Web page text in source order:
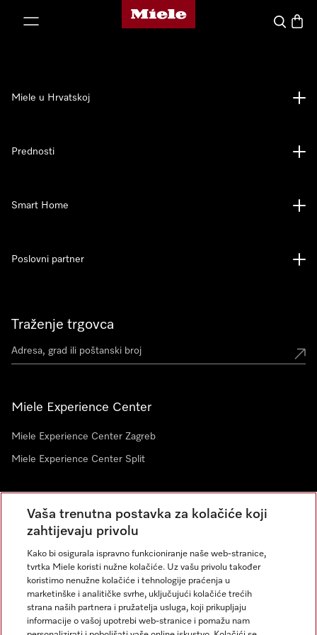
Miele početna stranica
Pretraga
Traženje trgovca
Miele Experience Center
Miele Experience Center Zagreb
Miele Experience Center Split
Newsletter
Miele u Hrvatskoj
Prednosti
Smart Home
Poslovni partner
Vaša trenutna postavka za kolačiće koji
zahtijevaju privolu
Kako bi osigurala ispravno funkcioniranje naše web-stranice,
tvrtka Miele koristi nužne kolačiće. Uz vašu privolu također
koristimo nenužne kolačiće i tehnologije praćenja u
marketinške i analitičke svrhe, uključujući kolačiće trećih
strana naših partnera i pružatelja usluga, koji prikupljaju
informacije o vašoj upotrebi web-stranice i pomažu nam